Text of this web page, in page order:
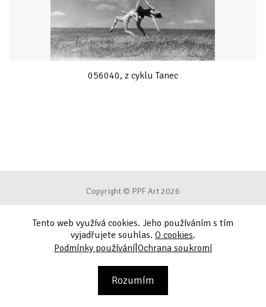
056040, z cyklu Tanec
Copyright © PPF Art 2026
Podmínky používání
Ochrana soukromí
Tento web využívá cookies. Jeho používáním s tím
vyjadřujete souhlas. O cookies.
Podmínky používání|Ochrana soukromí
Rozumím